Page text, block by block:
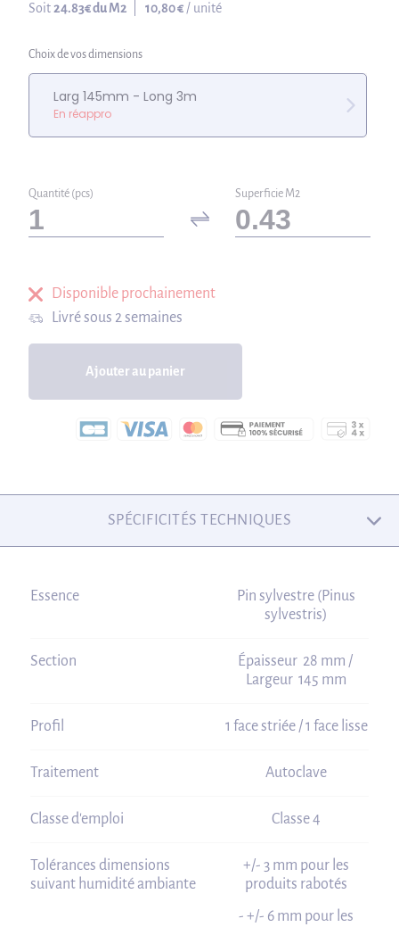
Soit 24.83€ du M2 10,80 € / unité
Choix de vos dimensions
Larg 145mm - Long 3m
En réappro
Quantité (pcs) Superficie M2
Disponible prochainement
Livré sous 2 semaines
Ajouter au panier
SPÉCIFICITÉS TECHNIQUES
Essence
Pin sylvestre (Pinus
sylvestris)
Section
Épaisseur 28 mm /
Largeur 145 mm
Profil 1 face striée / 1 face lisse
Traitement Autoclave
Classe d'emploi Classe 4
Tolérances dimensions
suivant humidité ambiante
+/- 3 mm pour les
produits rabotés
- +/- 6 mm pour les